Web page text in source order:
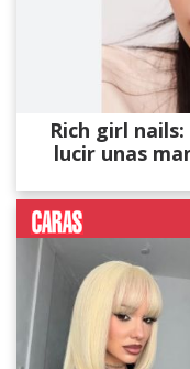
Rich girl
lucir unas